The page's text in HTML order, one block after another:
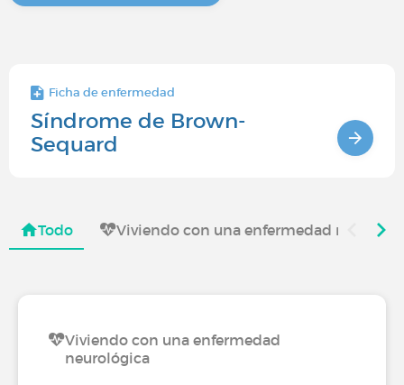
Ficha de enfermedad
Síndrome de Brown-
Sequard
Todo Viviendo con una enfermedad
Viviendo con una enfermedad
neurológica